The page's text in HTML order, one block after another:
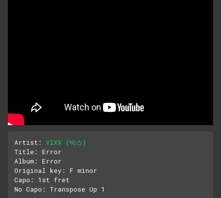
Artist: VIXX (빅스)
Title: Error
Album: Error
Original key: F minor
Capo: 1st fret